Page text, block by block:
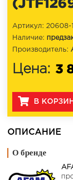
Артикул: 20608-
Наличие:
Производитель:
Цена: 3
В
ОПИСАНИЕ
О бренде